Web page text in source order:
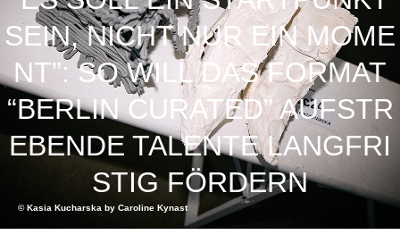
SEIN, NICHT NUR EIN MOME
NT”: SO WILL DAS FORMAT
“BERLIN CURATED” AUFSTR
EBENDE TALENTE LANGFRI
STIG FÖRDERN
© Kasia Kucharska by Caroline Kynast